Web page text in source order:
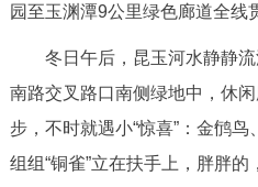
12345网上接诉即办
参与调查 在线
园至玉渊潭9公里绿色廊道全线
冬日午后，昆玉河水静静流
南路交叉路口南侧绿地中，休
步，不时就遇小“惊喜”：金鸻
组组“铜雀”立在扶手上，胖胖